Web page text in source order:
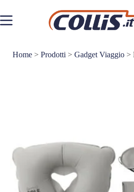
contenuto
Home > Prodotti > Gadget Viaggio >